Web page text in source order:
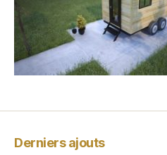
Derniers ajouts